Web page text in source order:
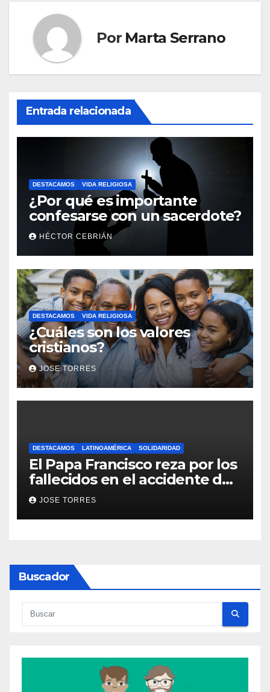
Por Marta Serrano
Entrada relacionada
DESTACAMOS VIDA RELIGIOSA
¿Por qué es importante
confesarse con un sacerdote?
HÉCTOR CEBRIÁN
DESTACAMOS VIDA RELIGIOSA
¿Cuáles son los valores
cristianos?
JOSE TORRES
DESTACAMOS LATINOAMÉRICA SOLIDARIDAD
El Papa Francisco reza por los
fallecidos en el accidente de
avión en Colombia
JOSE TORRES
Buscador